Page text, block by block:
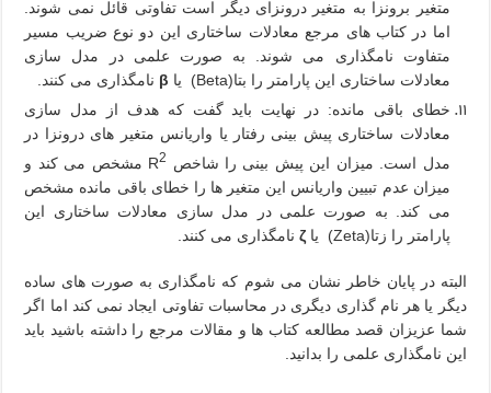
متغیر برونزا به متغیر درونزای دیگر است تفاوتی قائل نمی شوند.
اما در کتاب های مرجع معادلات ساختاری این دو نوع ضریب مسیر
متفاوت نامگذاری می شوند. به صورت علمی در مدل سازی
معادلات ساختاری این پارامتر را بتا(Beta) یا β نامگذاری می کنند.
خطای باقی مانده: در نهایت باید گفت که هدف از مدل سازی
معادلات ساختاری پیش بینی رفتار یا واریانس متغیر های درونزا در
مدل است. میزان این پیش بینی را شاخص
R2
مشخص می کند و
میزان عدم تبیین واریانس این متغیر ها را خطای باقی مانده مشخص
می کند. به صورت علمی در مدل سازی معادلات ساختاری این
پارامتر را زتا(Zeta) یاζ نامگذاری می کنند.
البته در پایان خاطر نشان می شوم که نامگذاری به صورت های ساده
دیگر یا هر نام گذاری دیگری در محاسبات تفاوتی ایجاد نمی کند اما اگر
شما عزیزان قصد مطالعه کتاب ها و مقالات مرجع را داشته باشید باید
این نامگذاری علمی را بدانید.